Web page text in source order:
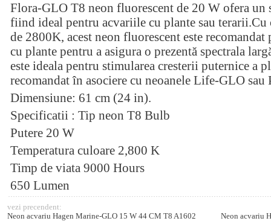
Flora-GLO T8 neon fluorescent de 20 W ofera un
fiind ideal pentru acvariile cu plante sau terarii.Cu
de 2800K, acest neon fluorescent este
cu plante pentru a asigura o prezentă spectrala
este ideala pentru stimularea cresterii puternice a
recomandat în asociere cu neoanele Life-GLO sau
Dimensiune: 61 cm (24 in).
Specificatii : Tip neon T8 Bulb
Putere 20 W
Temperatura culoare 2,800 K
Timp de viata 9000 Hours
650 Lumen
vezi precendent:
Neon acvariu Hagen Marine-GLO 15 W 44 CM T8 A1602
Neon acvariu